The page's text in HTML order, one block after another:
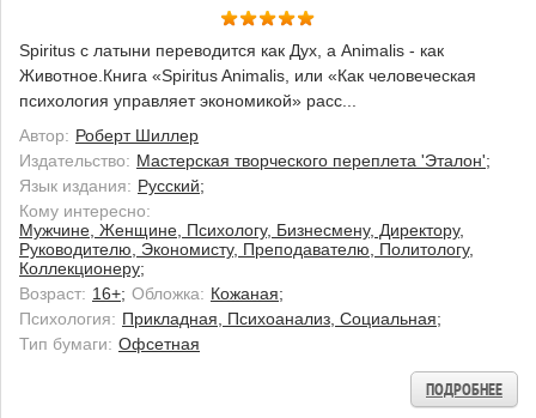
Spiritus с латыни переводится как Дух, а Animalis - как
Животное.Книга «Spiritus Animalis, или «Как человеческая
психология управляет экономикой» расс...
Автор: Роберт Шиллер
Издательство: Мастерская творческого переплета 'Эталон';
Язык издания: Русский;
Кому интересно:
Мужчине, Женщине, Психологу, Бизнесмену, Директору,
Руководителю, Экономисту, Преподавателю, Политологу,
Коллекционеру;
Возраст: 16+; Обложка: Кожаная;
Психология: Прикладная, Психоанализ, Социальная;
Тип бумаги: Офсетная
ПОДРОБНЕЕ